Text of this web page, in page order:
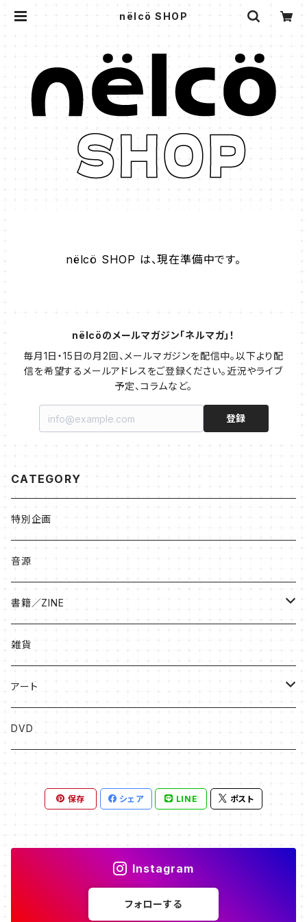
nëlcö SHOP
nëlcö SHOP は、現在準備中です。
nëlcöのメールマガジン「ネルマガ」！
毎月1日・15日の月2回、メールマガジンを配信中。以下より配
信を希望するメールアドレスをご登録ください。近況やライブ
予定、コラムなど。
登録
CATEGORY
特別企画
音源
書籍／ZINE
絵本
ソングブック
漫画
雑貨
アート
版画
フライヤー原画
DVD
保存 シェア LINE ポスト
Instagram
フォローする